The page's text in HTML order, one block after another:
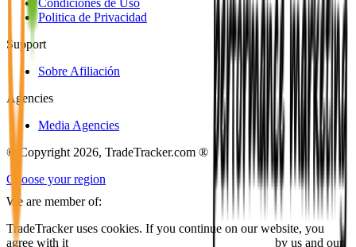
Condiciones de Uso
Politica de Privacidad
Support
Sobre Afiliación
Agencies
Media Agencies
© Copyright 2026, TradeTracker.com ®
Choose your region
We are member of:
TradeTracker uses cookies. If you continue on our website, you
agree with it
by us and our